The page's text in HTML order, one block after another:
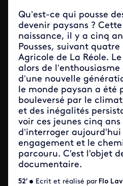
Qu’est-ce qui pousse
devenir paysans ?
naissance, il y a cinq
Pousses, suivant quatre
Agricole de La Réole.
alors de
d’une nouvelle
le monde paysan a été
bouleversé par le
et des inégalités
voir ces jeunes cinq
d’interroger aujourd'hui
engagement et le
parcouru. C'est l'objet
documentaire.
52' • Ecrit et réalisé par Flo